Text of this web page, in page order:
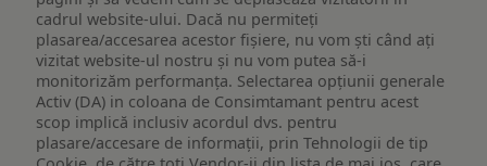
cadrul website-ului. Dacă nu permiteți
plasarea/accesarea acestor fișiere, nu vom ști când ați
vizitat website-ul nostru și nu vom putea să-i
monitorizăm performanța. Selectarea opțiunii generale
Activ (DA) in coloana de Consimtamant pentru acest
scop implică inclusiv acordul dvs. pentru
plasare/accesare de informații, prin Tehnologii de tip